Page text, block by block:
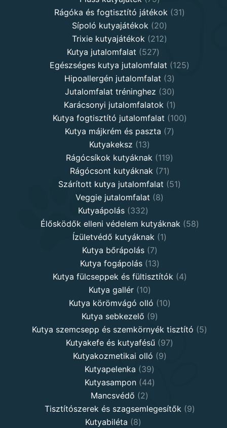
products
Rágóka és fogtisztító játékok 3131
Sípoló kutyajátékok 2020
products
Trixie kutyajátékok 212212
Kutya jutalomfalat 527527
products
Egészséges kutya jutalomfalat 125125
Hipoallergén jutalomfalat 33
products
Jutalomfalat tréninghez 3030
products
Karácsonyi jutalomfalatok 11
product
Kutya fogtisztító jutalomfalat 100100
Kutya májkrém és paszta 77
Kutyakeksz 1313
products
Rágócsíkok kutyáknak 119119
Rágócsont kutyáknak 7171
products
Szárított kutya jutalomfalat 5151
Veggie jutalomfalat 88
Kutyaápolás 332332
products
Élősködők elleni védelem kutyáknak 5858
Ízületvédő kutyáknak 11
Kutya bőrápolás 77
products
Kutya fogápolás 1313
products
Kutya fülcseppek és fültisztítók 44
Kutya gallér 1010
products
Kutya körömvágó olló 1010
Kutya sebkezelő 99
products
Kutya szemcsepp és szemkörnyék tisztító 55
Kutyakefe és kutyafésű 9797
Kutyakozmetikai olló 99
Kutyapelenka 3939
products
Kutyasampon 4444
Mancsvédő 22
products
Tisztítószerek és szagsemlegesítők 99
Kutyabiléta 88